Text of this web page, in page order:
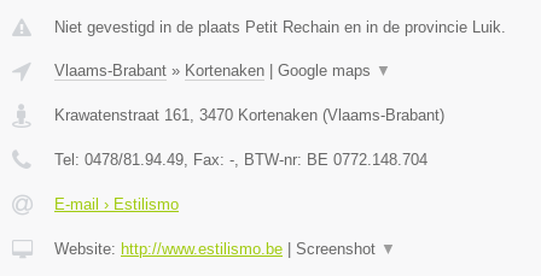
Niet gevestigd in de plaats Petit Rechain en in de provincie Luik.
Vlaams-Brabant » Kortenaken | Google maps ▼
Krawatenstraat 161 3470 Kortenaken (Vlaams-Brabant)
Tel: 0478/81.94.49 , Fax: - , BTW-nr: BE 0772.148.704
E-mail › Estilismo
Website: http://www.estilismo.be | Screenshot ▼